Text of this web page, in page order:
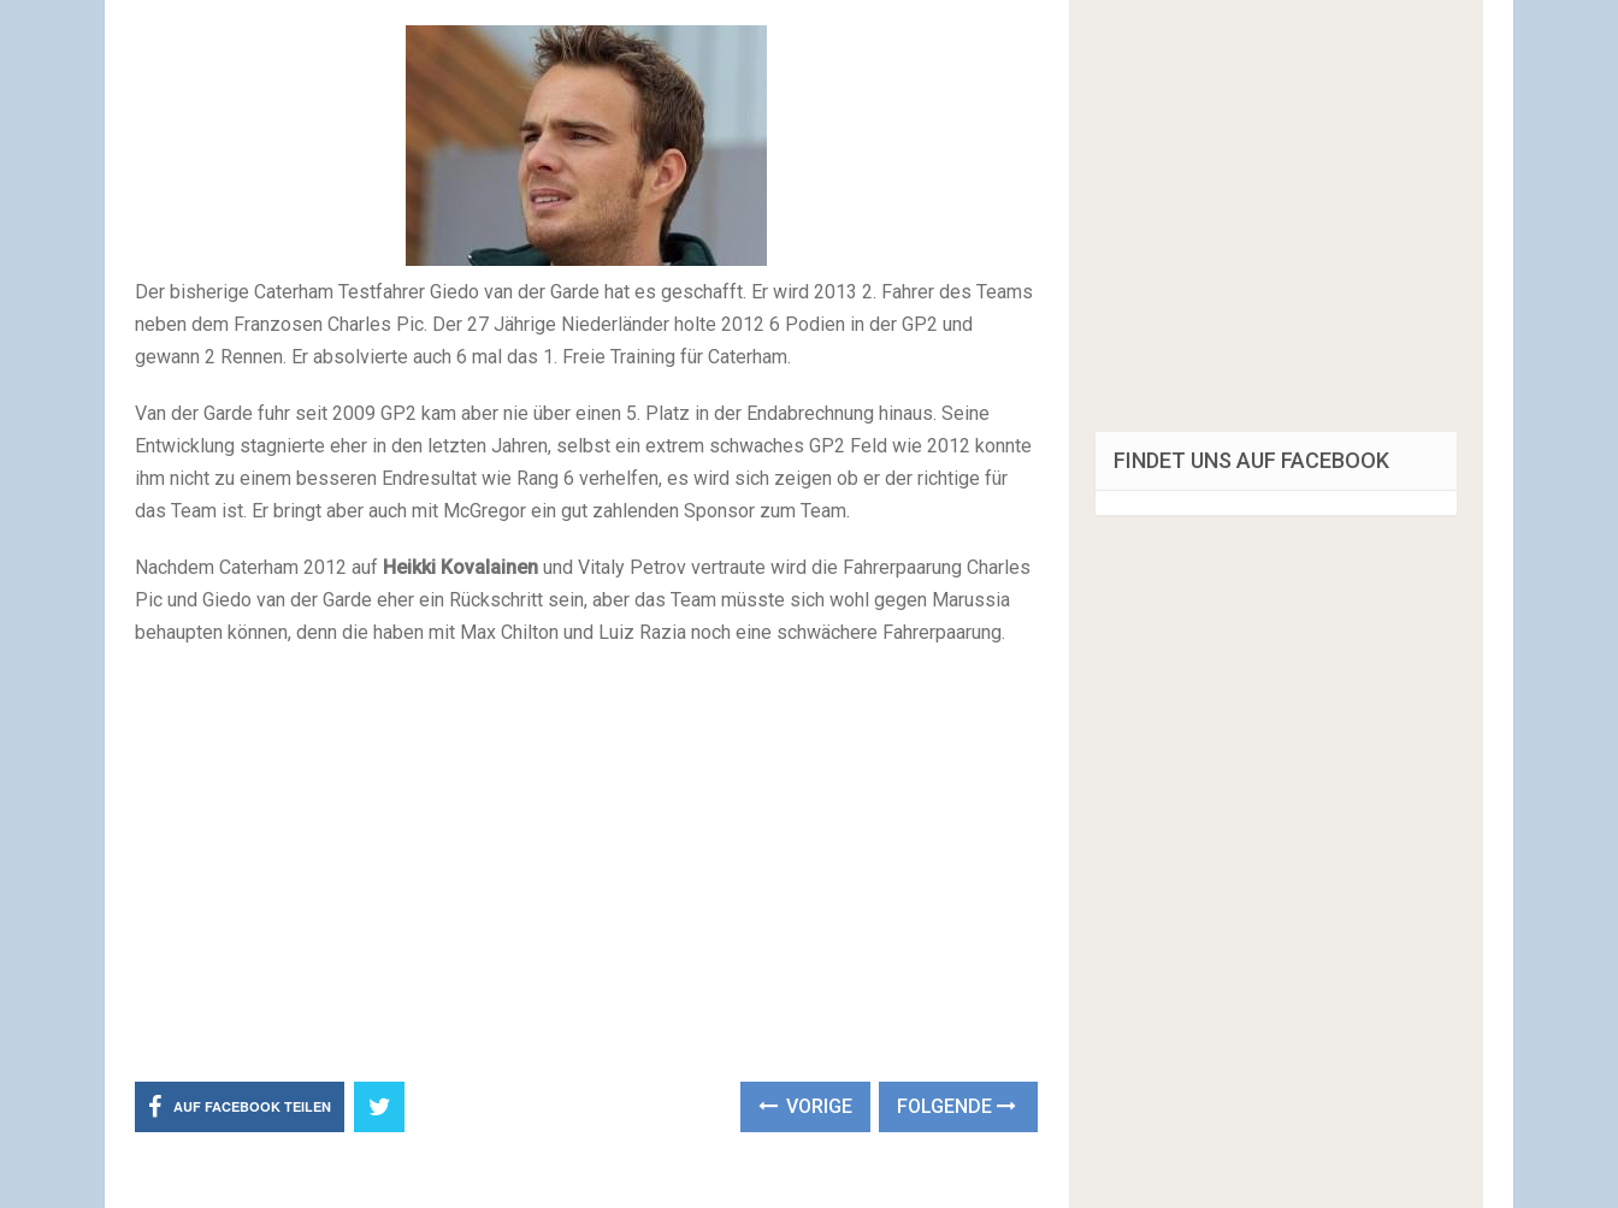
Der bisherige Caterham Testfahrer Giedo van der Garde hat es geschafft. Er wird 2013 2. Fahrer des Teams
neben dem Franzosen Charles Pic. Der 27 Jährige Niederländer holte 2012 6 Podien in der GP2 und
gewann 2 Rennen. Er absolvierte auch 6 mal das 1. Freie Training für Caterham.
Van der Garde fuhr seit 2009 GP2 kam aber nie über einen 5. Platz in der Endabrechnung hinaus. Seine
Entwicklung stagnierte eher in den letzten Jahren, selbst ein extrem schwaches GP2 Feld wie 2012 konnte
ihm nicht zu einem besseren Endresultat wie Rang 6 verhelfen, es wird sich zeigen ob er der richtige für
das Team ist. Er bringt aber auch mit McGregor ein gut zahlenden Sponsor zum Team.
Nachdem Caterham 2012 auf Heikki Kovalainen und Vitaly Petrov vertraute wird die Fahrerpaarung Charles
Pic und Giedo van der Garde eher ein Rückschritt sein, aber das Team müsste sich wohl gegen Marussia
behaupten können, denn die haben mit Max Chilton und Luiz Razia noch eine schwächere Fahrerpaarung.
AUF FACEBOOK TEILEN VORIGE FOLGENDE
FINDET UNS AUF FACEBOOK